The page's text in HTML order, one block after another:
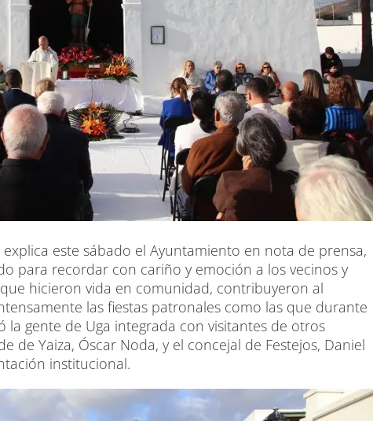
este sábado el Ayuntamiento en nota de prensa,
para recordar con cariño y emoción a los vecinos y
hicieron vida en comunidad, contribuyeron al
las fiestas patronales como las que durante
la gente de Uga integrada con visitantes de otros
de Yaiza, Óscar Noda, y el concejal de Festejos, Daniel
institucional.